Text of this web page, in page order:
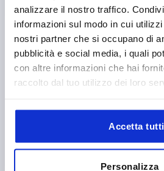
analizzare il nostro traffico.
informazioni sul modo in cui
nostri partner che si occupano di
pubblicità e social media, i quali
con altre informazioni che hai
raccolto dal tuo utilizzo dei loro
Accetta tutti
Personalizza
PRODUCT DETAILS
CAD
DOWNLOADS